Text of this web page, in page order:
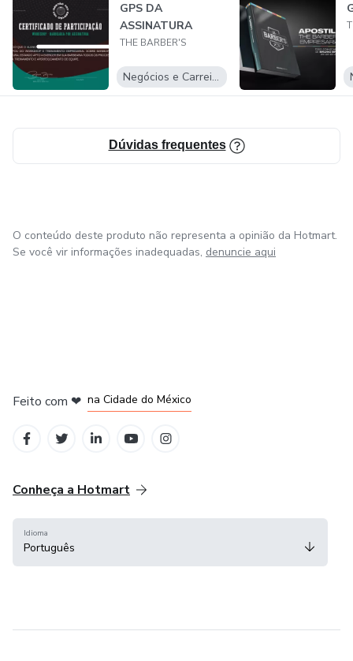
GPS DA
ASSINATURA
THE BARBER'S
Negócios e Carreira
Dúvidas frequentes
O conteúdo deste produto não representa a opinião da Hotmart.
Se você vir informações inadequadas, denuncie aqui
Feito com ❤ na Cidade do México
Conheça a Hotmart
Idioma
Português